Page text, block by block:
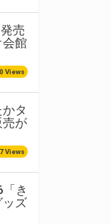
売
会館
Views
タ
売が
Views
「き
ッズ